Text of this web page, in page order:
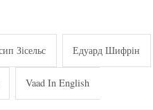
Зісельс Едуард Шифрін
Vaad In English